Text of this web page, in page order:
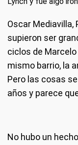
Oscar Mediavilla,
supieron ser
ciclos de Marcelo
mismo barrio, la
Pero las cosas
años y parece
No hubo un